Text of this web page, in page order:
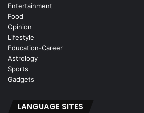
Entertainment
Food
Opinion
Lifestyle
Education-Career
Astrology
Sports
Gadgets
LANGUAGE SITES